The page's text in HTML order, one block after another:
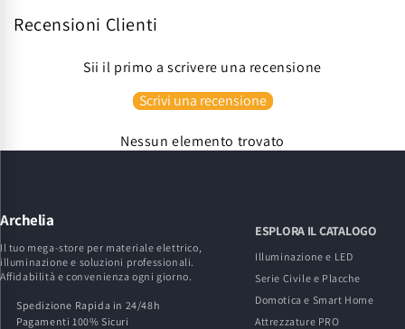
Recensioni Clienti
Sii il primo a scrivere una recensione
Scrivi una recensione
Nessun elemento trovato
Archelia
Il tuo mega-store per materiale elettrico,
illuminazione e soluzioni professionali.
Affidabilità e convenienza ogni giorno.
Spedizione Rapida in 24/48h
Pagamenti 100% Sicuri
ESPLORA IL CATALOGO
Illuminazione e LED
Serie Civile e Placche
Domotica e Smart Home
Attrezzature PRO